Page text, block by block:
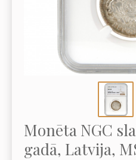
Monēta NGC
gadā, Latvija,